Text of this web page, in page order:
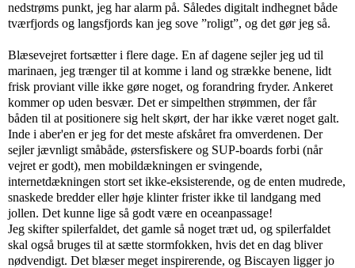
nedstrøms punkt, jeg har alarm på. Således digitalt indhegnet både
tværfjords og langsfjords kan jeg sove ”roligt”, og det gør jeg så.
Blæsevejret fortsætter i flere dage. En af dagene sejler jeg ud til
marinaen, jeg trænger til at komme i land og strække benene, lidt
frisk proviant ville ikke gøre noget, og forandring fryder. Ankeret
kommer op uden besvær. Det er simpelthen strømmen, der får
båden til at positionere sig helt skørt, der har ikke været noget galt.
Inde i aber'en er jeg for det meste afskåret fra omverdenen. Der
sejler jævnligt småbåde, østersfiskere og SUP-boards forbi (når
vejret er godt), men mobildækningen er svingende,
internetdækningen stort set ikke-eksisterende, og de enten mudrede,
snaskede bredder eller høje klinter frister ikke til landgang med
jollen. Det kunne lige så godt være en oceanpassage!
Jeg skifter spilerfaldet, det gamle så noget træt ud, og spilerfaldet
skal også bruges til at sætte stormfokken, hvis det en dag bliver
nødvendigt. Det blæser meget inspirerende, og Biscayen ligger jo